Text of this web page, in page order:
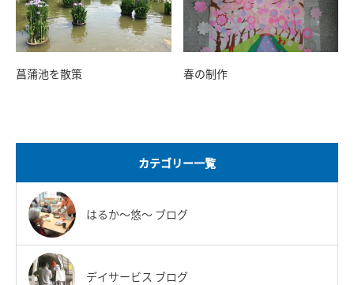
菖蒲池を散策 春の制作
カテゴリー一覧
はるか〜悠〜 ブログ
デイサービス ブログ